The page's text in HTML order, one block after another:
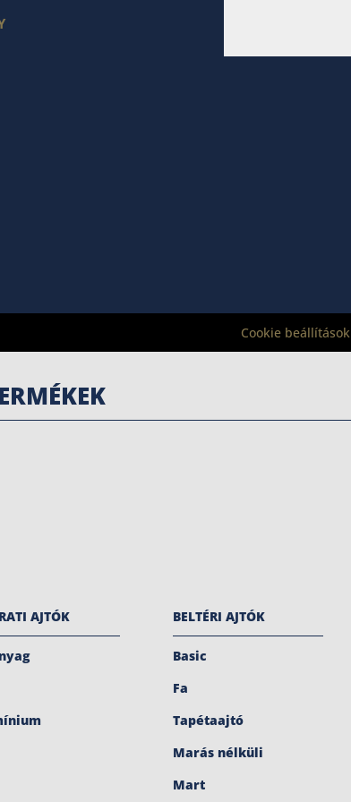
Cookie beállítások
AJTÓK BELTÉRI AJTÓK
Basic
Fa
Tapétaajtó
Marás nélküli
Mart